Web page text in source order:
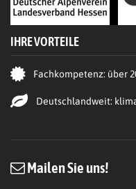
IHRE VORTEILE
Fachkompetenz: über
Deutschlandweit:
Mailen Sie uns!